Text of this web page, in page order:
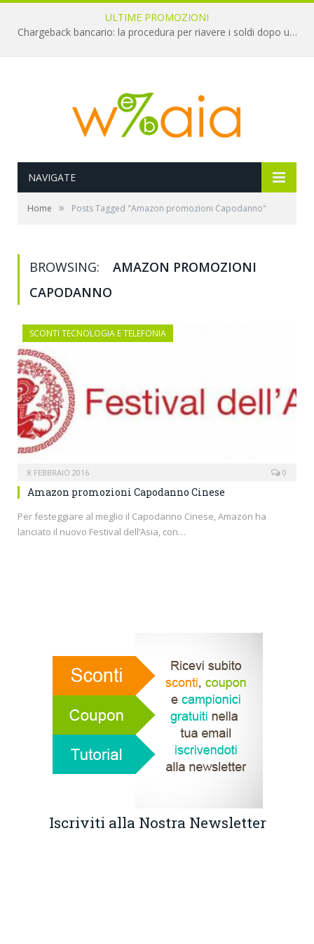
ULTIME PROMOZIONI
Chargeback bancario: la procedura per riavere i soldi dopo una truffa online
NAVIGATE
Home » Posts Tagged "Amazon promozioni Capodanno"
BROWSING:
AMAZON PROMOZIONI
CAPODANNO
SCONTI TECNOLOGIA E TELEFONIA
8 FEBBRAIO 2016 0
Amazon promozioni Capodanno Cinese
Per festeggiare al meglio il Capodanno Cinese, Amazon ha
lanciato il nuovo Festival dell’Asia, con…
Iscriviti alla Nostra Newsletter